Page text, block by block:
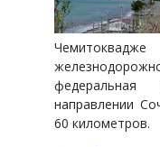
направлении
60 километров.